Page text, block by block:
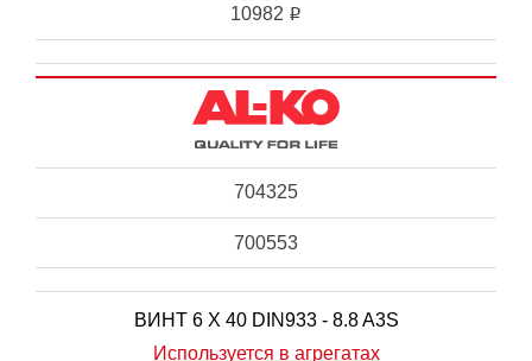
10982 i
704325
700553
ВИНТ 6 X 40 DIN933 - 8.8 A3S
Используется в агрегатах